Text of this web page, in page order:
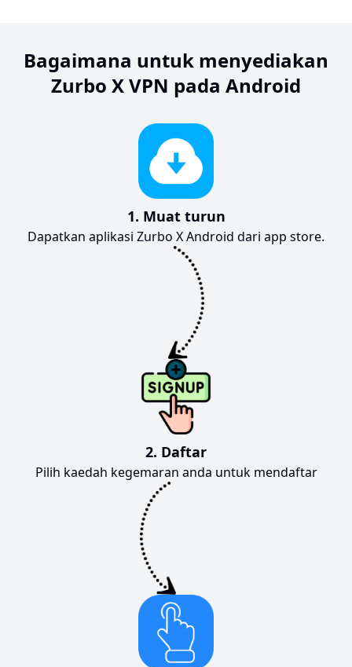
Bagaimana untuk menyediakan
Zurbo X VPN pada Android
1. Muat turun
Dapatkan aplikasi Zurbo X Android dari app store.
2. Daftar
Pilih kaedah kegemaran anda untuk mendaftar